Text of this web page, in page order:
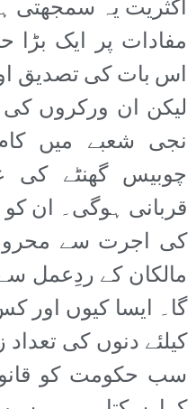
اکثریت یہ سمجھتی
مفادات پر ایک
اس بات کی تصدیق
لیکن ان ورکروں
نجی شعبے میں
چوبیس گھنٹے کی
قربانی ہوگی۔ ان
کی اجرت سے محروم
مالکان کے ردِعمل سے
گا۔ ایسا کیوں اور
کیلئے دنوں کی تعداد
سب حکومت کو